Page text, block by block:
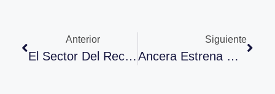
Anterior
El Sector Del Recambio Multimarca Crecerá Un 3% En 2021 Y Un 6,2% En Vehículo Industrial
Siguiente
Ancera Estrena Nueva Web Con El Objetivo De Estar Más Cerca De Los Socios